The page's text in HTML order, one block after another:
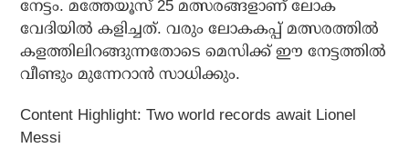
നേട്ടം. മത്തേയൂസ് 25 മത്സരങ്ങളാണ് ലോക
വേദിയില്‍ കളിച്ചത്. വരും ലോകകപ്പ് മത്സരത്തില്‍
കളത്തിലിറങ്ങുന്നതോടെ മെസിക്ക് ഈ നേട്ടത്തില്‍
വീണ്ടും മുന്നേറാന്‍ സാധിക്കും.
Content Highlight:Two world records await Lionel
Messi